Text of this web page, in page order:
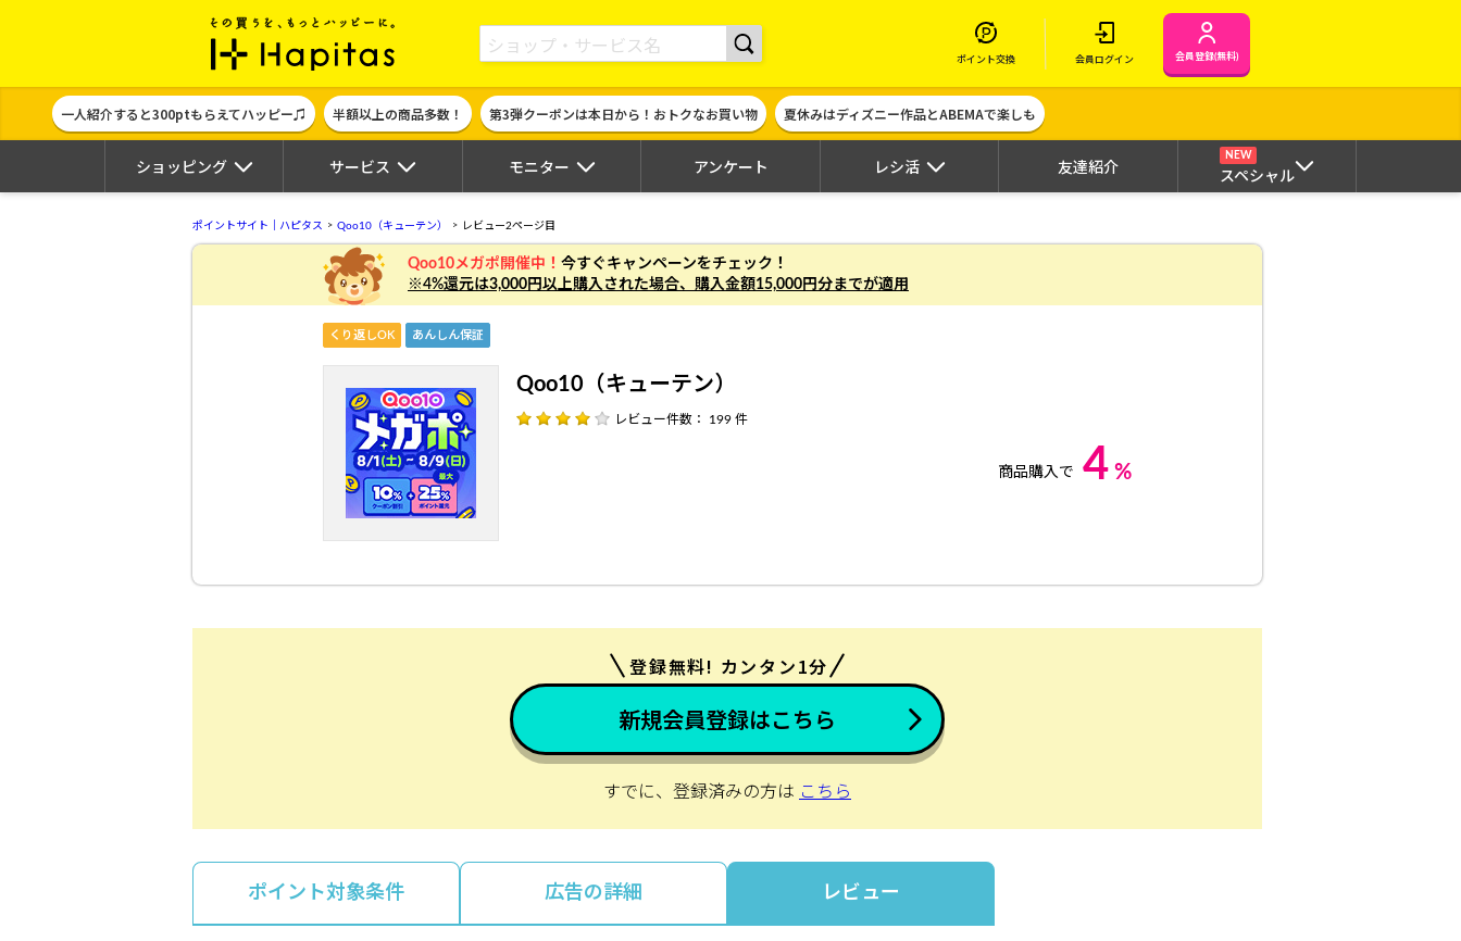
ポイント貯めて現金やギフト券に交換できるポイントサイト | ハピタス
ポイント交換 会員ログイン 会員登録(無料)
一人紹介すると300ptもらえてハッピー♫ 半額以上の商品多数！ 第3弾クーポンは本日から！おトクなお買い物 夏休みはディズニー作品とABEMAで楽しも
ショッピング サービス モニター アンケート レシ活 友達紹介
NEW
スペシャル
ポイントサイト｜ハピタス Qoo10（キューテン） レビュー2ページ目
Qoo10メガポ開催中！ 今すぐキャンペーンをチェック！
※4%還元は3,000円以上購入された場合、 購入金額15,000円分までが適用
くり返しOK あんしん保証
Qoo10（キューテン）
レビュー件数： 199 件
商品購入で 4 %
登録無料! カンタン1分
新規会員登録はこちら
すでに、登録済みの方は こちら
ポイント対象条件 広告の詳細 レビュー